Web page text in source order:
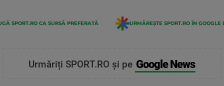
SPORT.RO CA SURSĂ PREFERATĂ URMĂREȘTE SPORT.RO ÎN GOOGLE
Urmăriți SPORT.RO și pe Google News